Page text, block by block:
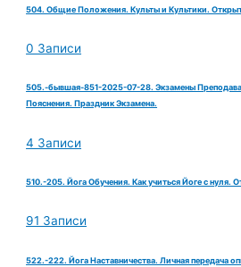
504. Общие Положения. Культы и Культики.
0 Записи
505.-бывшая-851-2025-07-28. Экзамены
Пояснения. Праздник Экзамена.
4 Записи
510.-205. Йога Обучения. Как учиться Йоге с нуля.
91 Записи
522.-222. Йога Наставничества. Личная передача